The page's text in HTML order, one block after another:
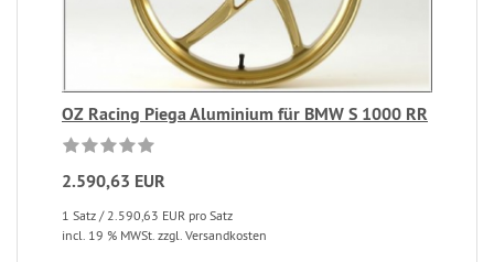
OZ Racing Piega Aluminium für BMW S 1000 RR
2.590,63 EUR
1 Satz / 2.590,63 EUR pro Satz
incl. 19 % MWSt. zzgl. Versandkosten